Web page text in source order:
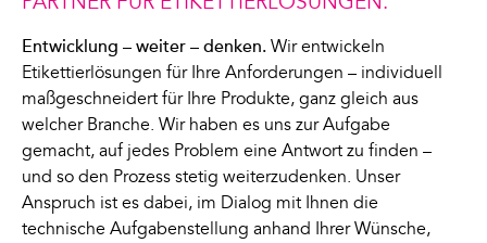
Entwicklung – weiter – denken. Wir entwickeln
Etikettierlösungen für Ihre Anforderungen – individuell
maßgeschneidert für Ihre Produkte, ganz gleich aus
welcher Branche. Wir haben es uns zur Aufgabe
gemacht, auf jedes Problem eine Antwort zu finden –
und so den Prozess stetig weiterzudenken. Unser
Anspruch ist es dabei, im Dialog mit Ihnen die
technische Aufgabenstellung anhand Ihrer Wünsche,